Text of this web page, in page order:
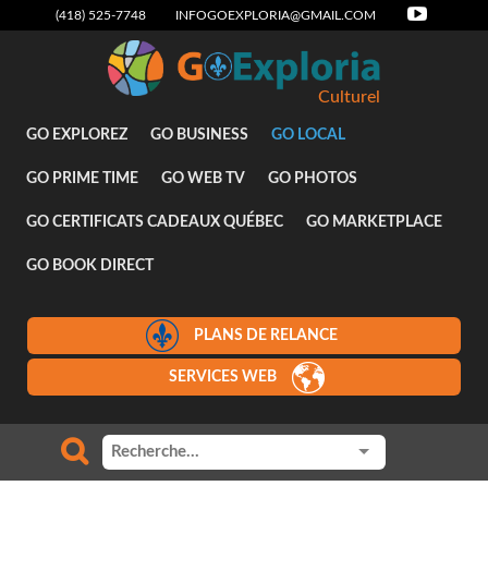
(418) 525-7748 INFOGOEXPLORIA@GMAIL.COM
Culturel
GO EXPLOREZ GO BUSINESS GO LOCAL
GO PRIME TIME GO WEB TV GO PHOTOS
GO CERTIFICATS CADEAUX QUÉBEC GO MARKETPLACE
GO BOOK DIRECT
PLANS DE RELANCE
SERVICES WEB